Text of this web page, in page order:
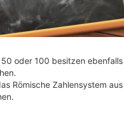
oder 100 besitzen ebenfalls
Römische Zahlensystem